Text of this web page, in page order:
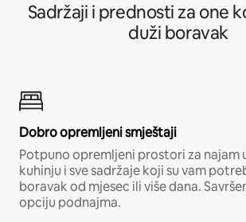
Sadržaji i prednosti za one
duži boravak
Dobro opremljeni smještaji
Potpuno opremljeni prostori za najam
kuhinju i sve sadržaje koji su vam
boravak od mjesec ili više dana.
opciju podnajma.